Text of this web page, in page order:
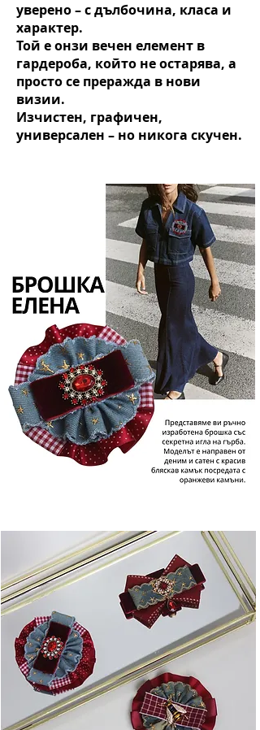
уверено – с дълбочина, класа и
характер.
Той е онзи вечен елемент в
гардероба, който не остарява, а
просто се преражда в нови
визии.
Изчистен, графичен,
универсален – но никога скучен.